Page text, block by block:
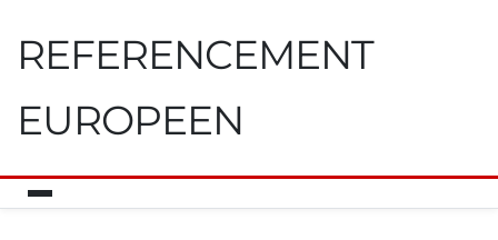
REFERENCEMENT
EUROPEEN